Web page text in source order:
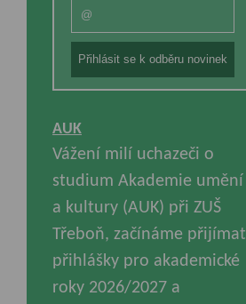
AUK
Vážení milí uchazeči o
studium Akademie umění
a kultury (AUK) při ZUŠ
Třeboň, začínáme přijímat
přihlášky pro akademické
roky 2026/2027 a